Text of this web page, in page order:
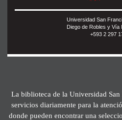
Universidad San
Diego de Robles y Vía
+593 2 297
La biblioteca de la Universidad
servicios diariamente para la
donde pueden encontrar una